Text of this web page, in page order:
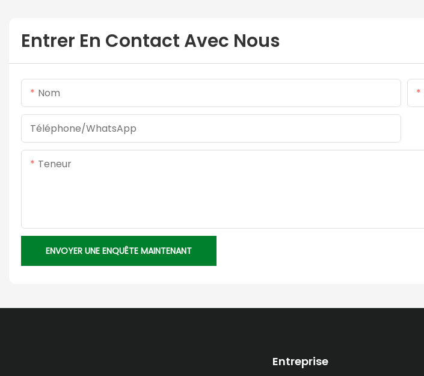
Entrer En Contact Avec Nous
Nom
Téléphone/WhatsApp
Teneur
ENVOYER UNE ENQUÊTE MAINTENANT
Entreprise